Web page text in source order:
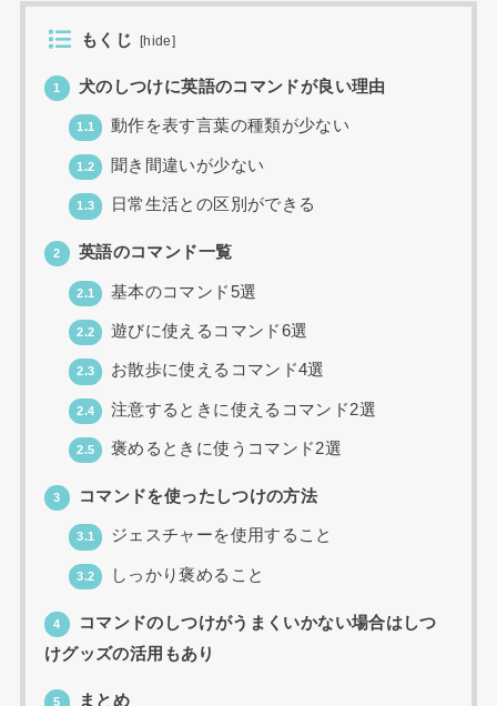
もくじ [hide]
1 犬のしつけに英語のコマンドが良い理由
1.1 動作を表す言葉の種類が少ない
1.2 聞き間違いが少ない
1.3 日常生活との区別ができる
2 英語のコマンド一覧
2.1 基本のコマンド5選
2.2 遊びに使えるコマンド6選
2.3 お散歩に使えるコマンド4選
2.4 注意するときに使えるコマンド2選
2.5 褒めるときに使うコマンド2選
3 コマンドを使ったしつけの方法
3.1 ジェスチャーを使用すること
3.2 しっかり褒めること
4
コマンドのしつけがうまくいかない場合はしつ
けグッズの活用もあり
5 まとめ